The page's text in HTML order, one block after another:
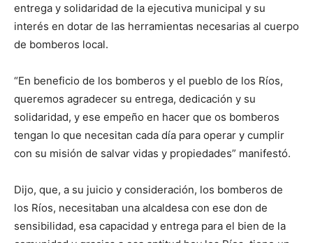
entrega y solidaridad de la ejecutiva municipal y su
interés en dotar de las herramientas necesarias al cuerpo
de bomberos local.
“En beneficio de los bomberos y el pueblo de los Ríos,
queremos agradecer su entrega, dedicación y su
solidaridad, y ese empeño en hacer que os bomberos
tengan lo que necesitan cada día para operar y cumplir
con su misión de salvar vidas y propiedades” manifestó.
Dijo, que, a su juicio y consideración, los bomberos de
los Ríos, necesitaban una alcaldesa con ese don de
sensibilidad, esa capacidad y entrega para el bien de la